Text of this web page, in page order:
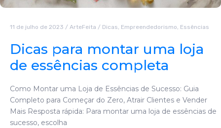
11 de julho de 2023 / ArteFeita / Dicas, Empreendedorismo, Essências
Dicas para montar uma loja
de essências completa
Como Montar uma Loja de Essências de Sucesso: Guia
Completo para Começar do Zero, Atrair Clientes e Vender
Mais Resposta rápida: Para montar uma loja de essências de
sucesso, escolha